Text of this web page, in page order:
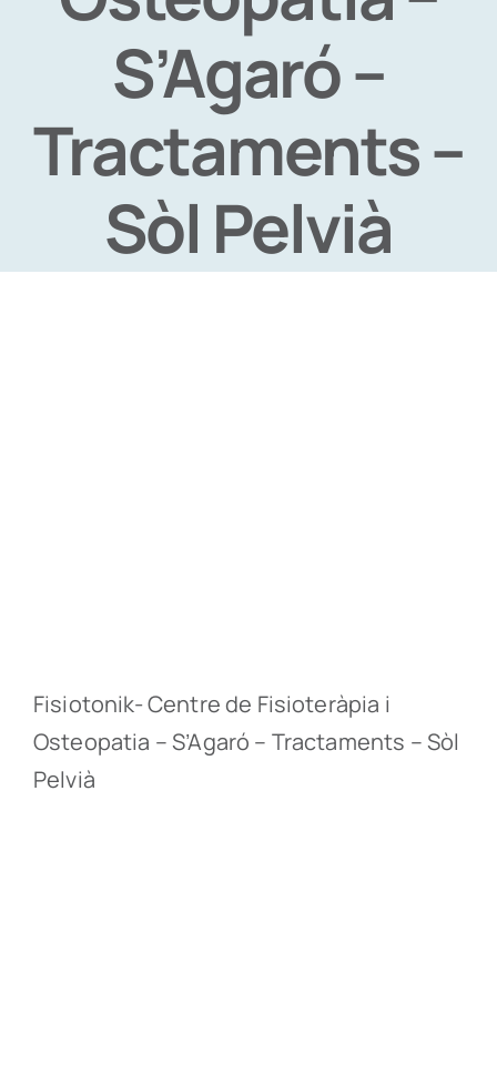
S’Agaró –
Tractaments –
Sòl Pelvià
Fisiotonik- Centre de Fisioteràpia i
Osteopatia – S’Agaró – Tractaments – Sòl
Pelvià